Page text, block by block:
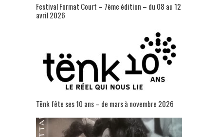
Festival Format Court – 7ème édition – du 08 au 12
avril 2026
Tënk fête ses 10 ans – de mars à novembre 2026